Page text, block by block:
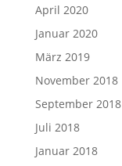
April 2020
Januar 2020
März 2019
November 2018
September 2018
Juli 2018
Januar 2018